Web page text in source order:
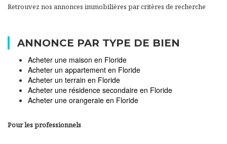
Retrouvez nos annonces immobilières par critères de recherche
ANNONCE PAR TYPE DE BIEN
Acheter une maison en Floride
Acheter un appartement en Floride
Acheter un terrain en Floride
Acheter une résidence secondaire en Floride
Acheter une orangeraie en Floride
Pour les professionnels